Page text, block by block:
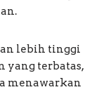
lebih tinggi
yang terbatas,
menawarkan